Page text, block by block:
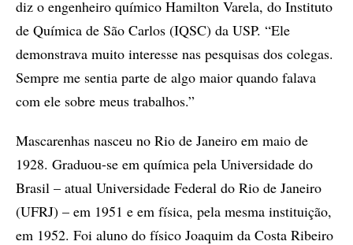
diz o engenheiro químico Hamilton Varela, do Instituto
de Química de São Carlos (IQSC) da USP. “Ele
demonstrava muito interesse nas pesquisas dos colegas.
Sempre me sentia parte de algo maior quando falava
com ele sobre meus trabalhos.”
Mascarenhas nasceu no Rio de Janeiro em maio de
1928. Graduou-se em química pela Universidade do
Brasil – atual Universidade Federal do Rio de Janeiro
(UFRJ) – em 1951 e em física, pela mesma instituição,
em 1952. Foi aluno do físico Joaquim da Costa Ribeiro